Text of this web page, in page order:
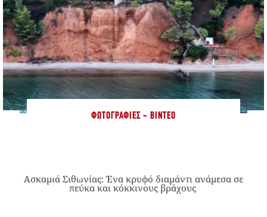
ΦΩΤΟΓΡΑΦΊΕΣ - ΒΊΝΤΕΟ
Ασκαμιά Σιθωνίας: Ένα κρυφό διαμάντι ανάμεσα σε
πεύκα και κόκκινους βράχους